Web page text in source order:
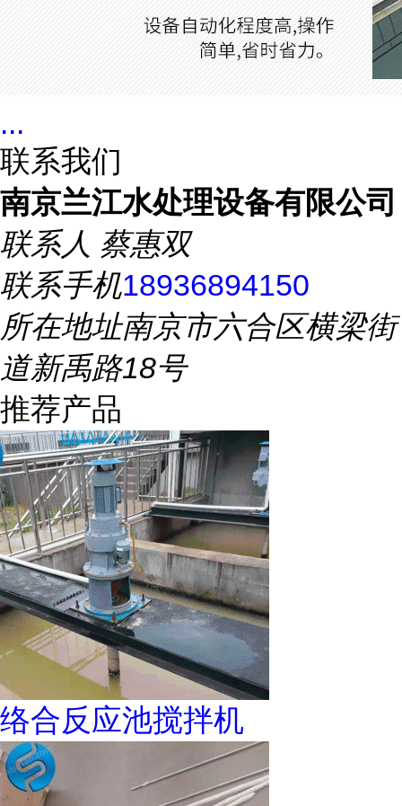
...
联系我们
南京兰江水处理设备有限公司
联系人 蔡惠双
联系手机18936894150
所在地址南京市六合区横梁街
道新禹路18号
推荐产品
络合反应池搅拌机